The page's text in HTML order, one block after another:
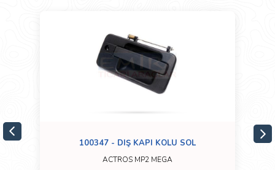
100347 - DIŞ KAPI KOLU SOL
ACTROS MP2 MEGA